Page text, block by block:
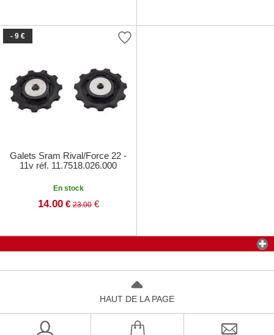
- 9 €
Galets Sram Rival/Force 22 -
11v réf. 11.7518.026.000
En stock
14.00 € 23.00€
HAUT DE LA PAGE